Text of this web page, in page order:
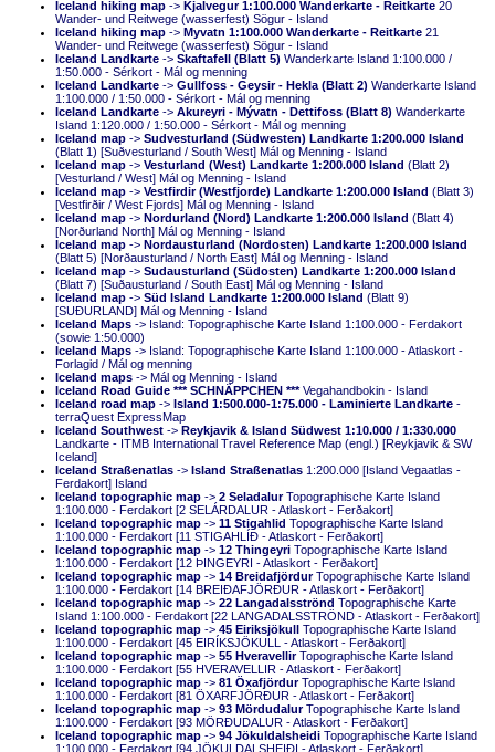
Iceland hiking map -> Kjalvegur 1:100.000 Wanderkarte - Reitkarte 20
Wander- und Reitwege (wasserfest) Sögur - Island
Iceland hiking map -> Myvatn 1:100.000 Wanderkarte - Reitkarte 21
Wander- und Reitwege (wasserfest) Sögur - Island
Iceland Landkarte -> Skaftafell (Blatt 5) Wanderkarte Island 1:100.000 /
1:50.000 - Sérkort - Mál og menning
Iceland Landkarte -> Gullfoss - Geysir - Hekla (Blatt 2) Wanderkarte Island
1:100.000 / 1:50.000 - Sérkort - Mál og menning
Iceland Landkarte -> Akureyri - Mývatn - Dettifoss (Blatt 8) Wanderkarte
Island 1:120.000 / 1:50.000 - Sérkort - Mál og menning
Iceland map -> Sudvesturland (Südwesten) Landkarte 1:200.000 Island
(Blatt 1) [Suðvesturland / South West] Mál og Menning - Island
Iceland map -> Vesturland (West) Landkarte 1:200.000 Island (Blatt 2)
[Vesturland / West] Mál og Menning - Island
Iceland map -> Vestfirdir (Westfjorde) Landkarte 1:200.000 Island (Blatt 3)
[Vestfirðir / West Fjords] Mál og Menning - Island
Iceland map -> Nordurland (Nord) Landkarte 1:200.000 Island (Blatt 4)
[Norðurland North] Mál og Menning - Island
Iceland map -> Nordausturland (Nordosten) Landkarte 1:200.000 Island
(Blatt 5) [Norðausturland / North East] Mál og Menning - Island
Iceland map -> Sudausturland (Südosten) Landkarte 1:200.000 Island
(Blatt 7) [Suðausturland / South East] Mál og Menning - Island
Iceland map -> Süd Island Landkarte 1:200.000 Island (Blatt 9)
[SUÐURLAND] Mál og Menning - Island
Iceland Maps -> Island: Topographische Karte Island 1:100.000 - Ferdakort
(sowie 1:50.000)
Iceland Maps -> Island: Topographische Karte Island 1:100.000 - Atlaskort -
Forlagid / Mál og menning
Iceland maps -> Mál og Menning - Island
Iceland Road Guide *** SCHNÄPPCHEN ***Vegahandbokin - Island
Iceland road map -> Island 1:500.000-1:75.000 - Laminierte Landkarte -
terraQuest ExpressMap
Iceland Southwest -> Reykjavik & Island Südwest 1:10.000 / 1:330.000
Landkarte - ITMB International Travel Reference Map (engl.) [Reykjavik & SW
Iceland]
Iceland Straßenatlas -> Island Straßenatlas 1:200.000 [Island Vegaatlas -
Ferdakort] Island
Iceland topographic map -> 2 SeladalurTopographische Karte Island
1:100.000 - Ferdakort [2 SELÁRDALUR - Atlaskort - Ferðakort]
Iceland topographic map -> 11 Stigahlid Topographische Karte Island
1:100.000 - Ferdakort [11 STIGAHLÍÐ - Atlaskort - Ferðakort]
Iceland topographic map -> 12 Thingeyri Topographische Karte Island
1:100.000 - Ferdakort [12 ÞINGEYRI - Atlaskort - Ferðakort]
Iceland topographic map -> 14 BreidafjördurTopographische Karte Island
1:100.000 - Ferdakort [14 BREIÐAFJÖRÐUR - Atlaskort - Ferðakort]
Iceland topographic map -> 22 Langadalsströnd Topographische Karte
Island 1:100.000 - Ferdakort [22 LANGADALSSTRÖND - Atlaskort - Ferðakort]
Iceland topographic map -> 45 Eiriksjökull Topographische Karte Island
1:100.000 - Ferdakort [45 EIRÍKSJÖKULL - Atlaskort - Ferðakort]
Iceland topographic map -> 55 HveravellirTopographische Karte Island
1:100.000 - Ferdakort [55 HVERAVELLIR - Atlaskort - Ferðakort]
Iceland topographic map -> 81 ÖxafjördurTopographische Karte Island
1:100.000 - Ferdakort [81 ÖXARFJÖRÐUR - Atlaskort - Ferðakort]
Iceland topographic map -> 93 MördudalurTopographische Karte Island
1:100.000 - Ferdakort [93 MÖRÐUDALUR - Atlaskort - Ferðakort]
Iceland topographic map -> 94 Jökuldalsheidi Topographische Karte Island
1:100.000 - Ferdakort [94 JÖKULDALSHEIÐI - Atlaskort - Ferðakort]